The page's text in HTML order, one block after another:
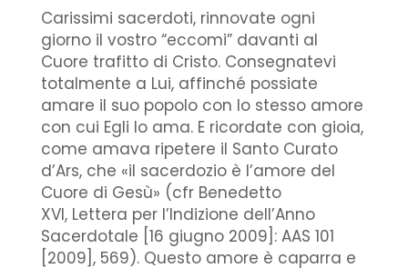
Carissimi sacerdoti, rinnovate ogni
giorno il vostro “eccomi” davanti al
Cuore trafitto di Cristo. Consegnatevi
totalmente a Lui, affinché possiate
amare il suo popolo con lo stesso amore
con cui Egli lo ama. E ricordate con gioia,
come amava ripetere il Santo Curato
d’Ars, che «il sacerdozio è l’amore del
Cuore di Gesù» (cfr Benedetto
XVI, Lettera per l’Indizione dell’Anno
Sacerdotale [16 giugno 2009]: AAS 101
[2009], 569). Questo amore è caparra e